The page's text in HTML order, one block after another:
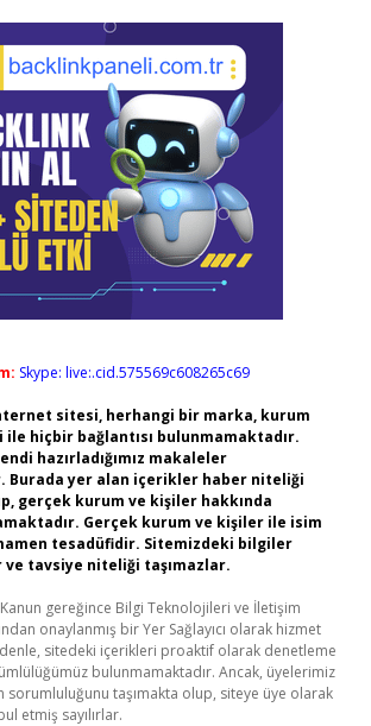
Skype: live:.cid.575569c608265c69
sitesi, herhangi bir marka, kurum
ile hiçbir bağlantısı bulunmamaktadır.
hazırladığımız makaleler
Burada yer alan içerikler haber niteliği
gerçek kurum ve kişiler hakkında
Gerçek kurum ve kişiler ile isim
tesadüfidir. Sitemizdeki bilgiler
tavsiye niteliği taşımazlar.
Kanun gereğince Bilgi Teknolojileri ve İletişim
onaylanmış bir Yer Sağlayıcı olarak hizmet
sitedeki içerikleri proaktif olarak denetleme
bulunmamaktadır. Ancak, üyelerimiz
sorumluluğunu taşımakta olup, siteye üye olarak
etmiş sayılırlar.